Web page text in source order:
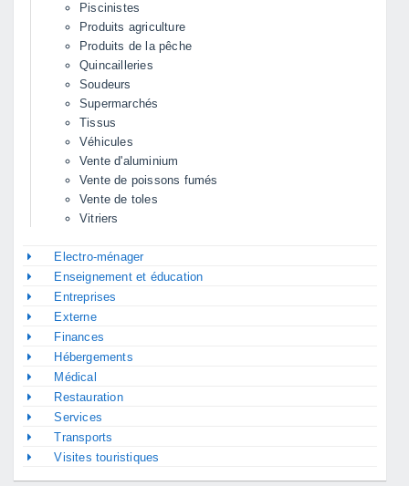
Piscinistes
Produits agriculture
Produits de la pêche
Quincailleries
Soudeurs
Supermarchés
Tissus
Véhicules
Vente d'aluminium
Vente de poissons fumés
Vente de toles
Vitriers
Electro-ménager
Enseignement et éducation
Entreprises
Externe
Finances
Hébergements
Médical
Restauration
Services
Transports
Visites touristiques